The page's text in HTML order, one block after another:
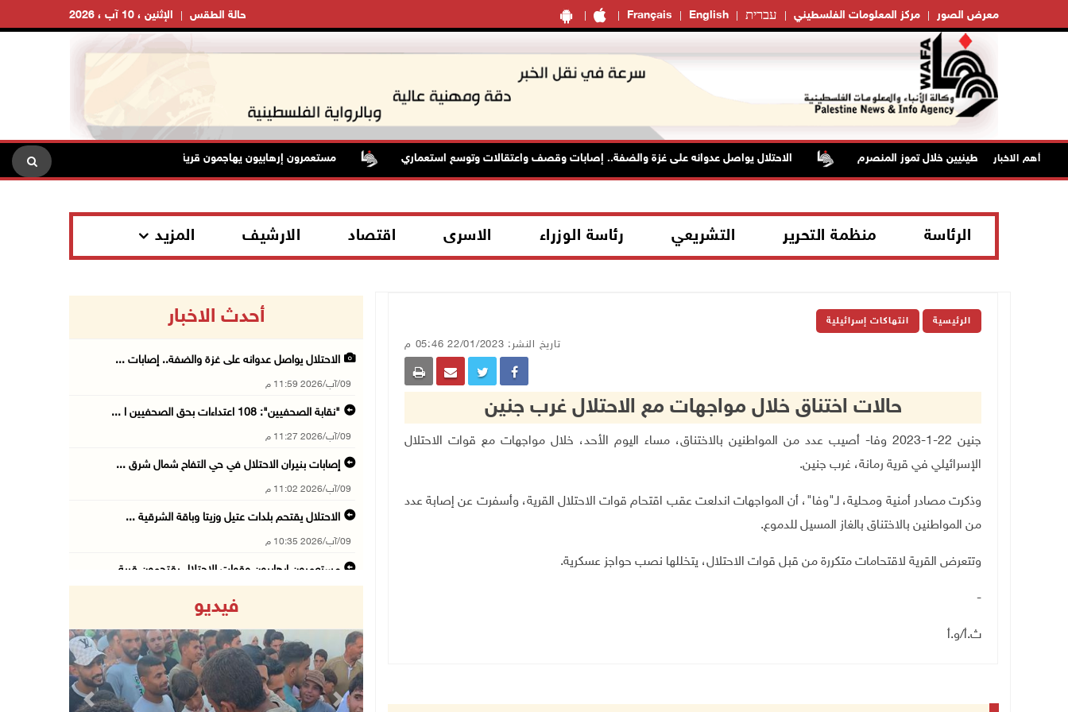
Français English עברית مركز المعلومات الفلسطيني معرض الصور الإثنين ، 10 آب ، 2026 حالة الطقس
أهم الاخبار الاحتلال يواصل عدوانه على غزة والضفة.. إصابات وقصف واعتقالات وتوسع استعماري مستعمرون إرهابيون يهاجمون قرية المغير والاحتلال يعتقل شابين
الرئاسة منظمة التحرير التشريعي رئاسة الوزراء الاسرى اقتصاد الارشيف المزيد
الرئيسية انتهاكات إسرائيلية
تاريخ النشر: 22/01/2023 05:46 م
حالات اختناق خلال مواجهات مع الاحتلال غرب جنين
جنين 22-1-2023 وفا- أصيب عدد من المواطنين بالاختناق، مساء اليوم الأحد، خلال مواجهات مع قوات الاحتلال
الإسرائيلي في قرية رمانة، غرب جنين.
وذكرت مصادر أمنية ومحلية، لـ"وفا"، أن المواجهات اندلعت عقب اقتحام قوات الاحتلال القرية، وأسفرت عن إصابة عدد
من المواطنين بالاختناق بالغاز المسيل للدموع.
وتتعرض القرية لاقتحامات متكررة من قبل قوات الاحتلال، يتخللها نصب حواجز عسكرية.
-
ث.أ/و.أ
أحدث الاخبار
الاحتلال يواصل عدوانه على غزة والضفة.. إصابات ...
09/آب/2026 11:59 م
"نقابة الصحفيين": 108 اعتداءات بحق الصحفيين ا ...
09/آب/2026 11:27 م
إصابات بنيران الاحتلال في حي التفاح شمال شرق ...
09/آب/2026 11:02 م
الاحتلال يقتحم بلدات عتيل وزيتا وباقة الشرقية ...
09/آب/2026 10:35 م
مستعمرون إرهابيون وقوات الاحتلال يقتحمون قرية ...
09/آب/2026 10:25 م
الاحتلال يقتحم المزرعة الغربية
09/آب/2026 10:18 م
فيديو
Previous Next